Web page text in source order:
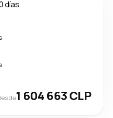
días
1 604 663 CLP